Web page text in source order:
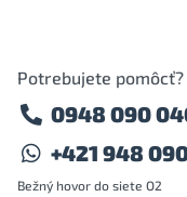
Potrebujete pomôcť?
0948 090
+421 948
Bežný hovor do siete O2